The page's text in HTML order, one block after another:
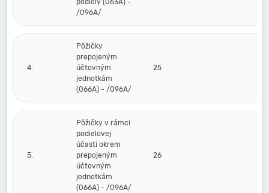
podiely (063A) -
/096A/
4.
Pôžičky
prepojeným
účtovným
jednotkám
(066A) - /096A/
25
5.
Pôžičky v rámci
podielovej
účasti okrem
prepojeným
účtovným
jednotkám
(066A) - /096A/
26